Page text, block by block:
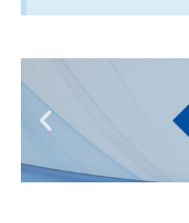
Ministério do Meio Ambiente
Ministério do